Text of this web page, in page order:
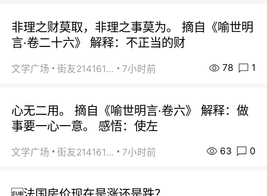
非理之财莫取，非理之事莫为。 摘自《喻世明
言·卷二十六》 解释：不正当的财
文学广场 街友21416156 7小时前 78 1
心无二用。 摘自《喻世明言·卷六》 解释：做
事要一心一意。 感悟：使左
文学广场 街友21416156 7小时前 63 0